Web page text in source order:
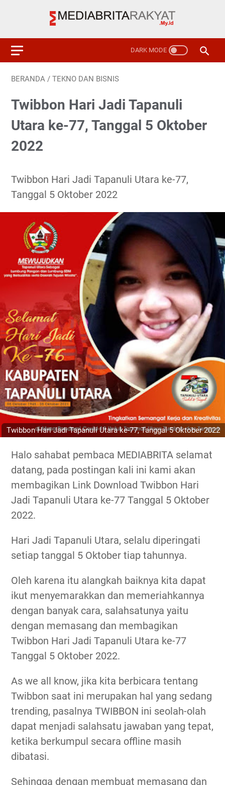
BERANDA / TEKNO DAN BISNIS
Twibbon Hari Jadi Tapanuli
Utara ke-77, Tanggal 5 Oktober
2022
Twibbon Hari Jadi Tapanuli Utara ke-77,
Tanggal 5 Oktober 2022
Twibbon Hari Jadi Tapanuli Utara ke-77, Tanggal 5 Oktober 2022
Halo sahabat pembaca MEDIABRITA selamat
datang, pada postingan kali ini kami akan
membagikan Link Download Twibbon Hari
Jadi Tapanuli Utara ke-77 Tanggal 5 Oktober
2022.
Hari Jadi Tapanuli Utara, selalu diperingati
setiap tanggal 5 Oktober tiap tahunnya.
Oleh karena itu alangkah baiknya kita dapat
ikut menyemarakkan dan memeriahkannya
dengan banyak cara, salahsatunya yaitu
dengan memasang dan membagikan
Twibbon Hari Jadi Tapanuli Utara ke-77
Tanggal 5 Oktober 2022.
As we all know, jika kita berbicara tentang
Twibbon saat ini merupakan hal yang sedang
trending, pasalnya TWIBBON ini seolah-olah
dapat menjadi salahsatu jawaban yang tepat,
ketika berkumpul secara offline masih
dibatasi.
Sehingga dengan membuat memasang dan